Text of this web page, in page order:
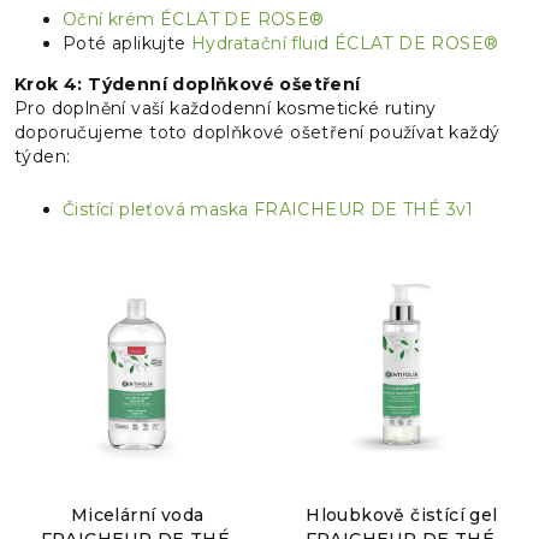
Oční krém ÉCLAT DE ROSE®
Poté aplikujte Hydratační fluid ÉCLAT DE ROSE®
Krok 4: Týdenní doplňkové ošetření
Pro doplnění vaší každodenní kosmetické rutiny
doporučujeme toto doplňkové ošetření používat každý
týden:
Čistící pleťová maska FRAICHEUR DE THÉ 3v1
Micelární voda
Hloubkově čistící gel